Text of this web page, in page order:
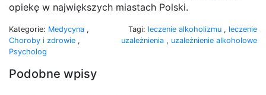
opiekę w największych miastach Polski.
Kategorie: Medycyna ,
Choroby i zdrowie ,
Psycholog
Tagi: leczenie alkoholizmu , leczenie
uzależnienia , uzależnienie alkoholowe
Podobne wpisy